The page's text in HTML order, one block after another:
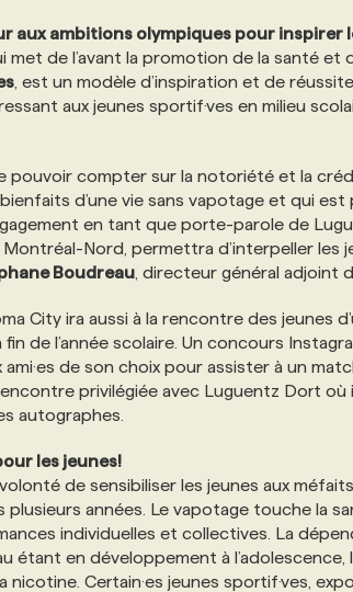
aux ambitions olympiques pour inspirer
met de l’avant la promotion de la santé
, est un modèle d’inspiration et de
aux jeunes sportif·ves en milieu
pouvoir compter sur la notoriété et la
d’une vie sans vapotage et qui
en tant que porte-parole de
Nord, permettra d’interpeller les
Boudreau , directeur général adjoint
City ira aussi à la rencontre des jeunes
fin de l’année scolaire. Un concours
de son choix pour assister à un
privilégiée avec Luguentz Dort où
autographes.
les jeunes!
de sensibiliser les jeunes aux
années. Le vapotage touche la
individuelles et collectives. La
étant en développement à
Certain·es jeunes sportif·ves,